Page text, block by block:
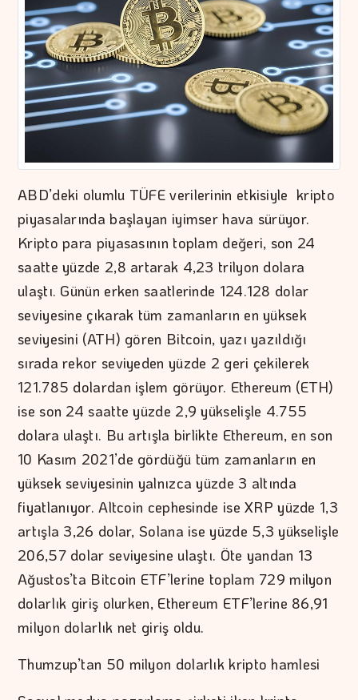
ABD’deki olumlu TÜFE verilerinin etkisiyle kripto
piyasalarında başlayan iyimser hava sürüyor.
Kripto para piyasasının toplam değeri, son 24
saatte yüzde 2,8 artarak 4,23 trilyon dolara
ulaştı. Günün erken saatlerinde 124.128 dolar
seviyesine çıkarak tüm zamanların en yüksek
seviyesini (ATH) gören Bitcoin, yazı yazıldığı
sırada rekor seviyeden yüzde 2 geri çekilerek
121.785 dolardan işlem görüyor. Ethereum (ETH)
ise son 24 saatte yüzde 2,9 yükselişle 4.755
dolara ulaştı. Bu artışla birlikte Ethereum, en son
10 Kasım 2021’de gördüğü tüm zamanların en
yüksek seviyesinin yalnızca yüzde 3 altında
fiyatlanıyor. Altcoin cephesinde ise XRP yüzde 1,3
artışla 3,26 dolar, Solana ise yüzde 5,3 yükselişle
206,57 dolar seviyesine ulaştı. Öte yandan 13
Ağustos’ta Bitcoin ETF’lerine toplam 729 milyon
dolarlık giriş olurken, Ethereum ETF’lerine 86,91
milyon dolarlık net giriş oldu.
Thumzup’tan 50 milyon dolarlık kripto hamlesi